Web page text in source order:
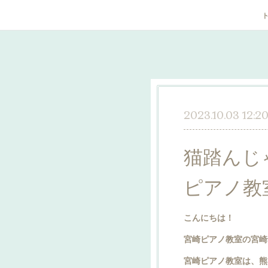
2023.10.03 12:20
猫踏ん
ピアノ
こんにちは！
宮崎ピアノ教室の宮
宮崎ピアノ教室は、